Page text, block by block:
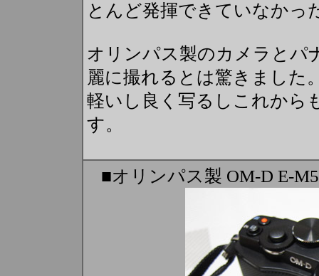
とんど発揮できていなかっ
オリンパス製のカメラとパ
麗に撮れるとは驚きました
軽いし良く写るしこれから
す。
■オリンパス製 OM-D E-